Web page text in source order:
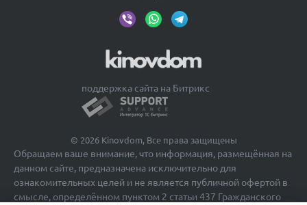
© 2026 Kinovdom, Все права защищены
поддержка сайта на Битрикс
Обращаем ваше внимание, что информация, размещённая на
данном сайте, предназначена исключительно для
ознакомительных целей и не является публичной офертой в
смысле, определённом пунктом 2 статьи 437 Гражданского